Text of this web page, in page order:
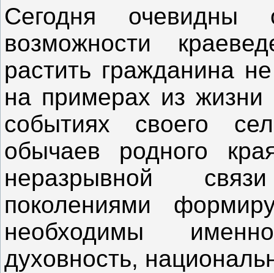
Сегодня очевидны
возможности
растить гражданина
на примерах из жизни
событиях своего
обычаев родного
неразрывной
поколениями
необходимы
духовность,